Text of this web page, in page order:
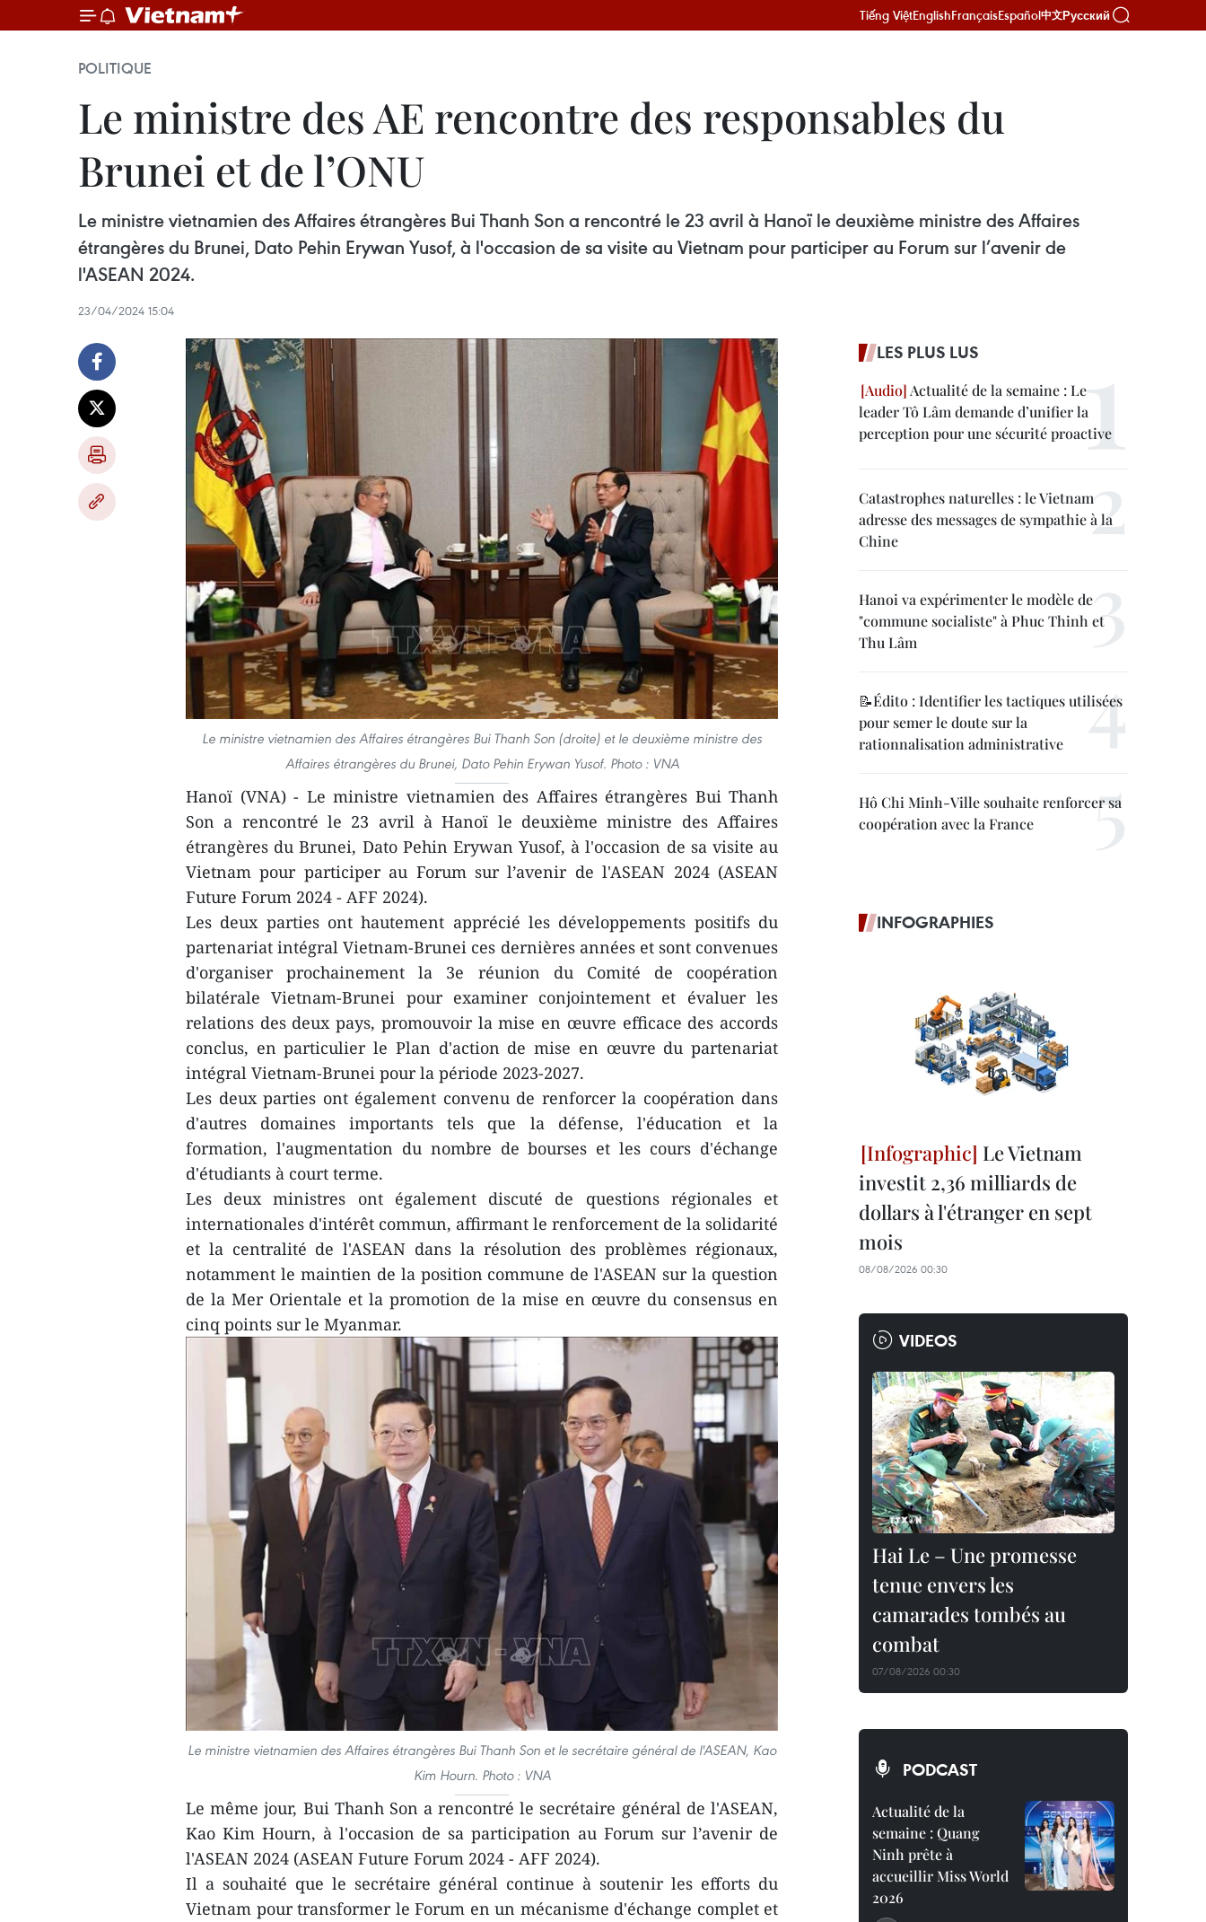
Tiếng ViệtEnglishFrançaisEspañol中文Русский
POLITIQUE
Le ministre des AE rencontre des responsables du
Brunei et de l’ONU
Le ministre vietnamien des Affaires étrangères Bui Thanh Son a rencontré le 23 avril à Hanoï le deuxième ministre des Affaires
étrangères du Brunei, Dato Pehin Erywan Yusof, à l'occasion de sa visite au Vietnam pour participer au Forum sur l’avenir de
l'ASEAN 2024.
23/04/2024 15:04
Le ministre vietnamien des Affaires étrangères Bui Thanh Son (droite) et le deuxième ministre des
Affaires étrangères du Brunei, Dato Pehin Erywan Yusof. Photo : VNA
Hanoï (VNA) - Le ministre vietnamien des Affaires étrangères Bui Thanh
Son a rencontré le 23 avril à Hanoï le deuxième ministre des Affaires
étrangères du Brunei, Dato Pehin Erywan Yusof, à l'occasion de sa visite au
Vietnam pour participer au Forum sur l’avenir de l'ASEAN 2024 (ASEAN
Future Forum 2024 - AFF 2024).
Les deux parties ont hautement apprécié les développements positifs du
partenariat intégral Vietnam-Brunei ces dernières années et sont convenues
d'organiser prochainement la 3e réunion du Comité de coopération
bilatérale Vietnam-Brunei pour examiner conjointement et évaluer les
relations des deux pays, promouvoir la mise en œuvre efficace des accords
conclus, en particulier le Plan d'action de mise en œuvre du partenariat
intégral Vietnam-Brunei pour la période 2023-2027.
Les deux parties ont également convenu de renforcer la coopération dans
d'autres domaines importants tels que la défense, l'éducation et la
formation, l'augmentation du nombre de bourses et les cours d'échange
d'étudiants à court terme.
Les deux ministres ont également discuté de questions régionales et
internationales d'intérêt commun, affirmant le renforcement de la solidarité
et la centralité de l'ASEAN dans la résolution des problèmes régionaux,
notamment le maintien de la position commune de l'ASEAN sur la question
de la Mer Orientale et la promotion de la mise en œuvre du consensus en
cinq points sur le Myanmar.
Le ministre vietnamien des Affaires étrangères Bui Thanh Son et le secrétaire général de l'ASEAN, Kao
Kim Hourn. Photo : VNA
Le même jour, Bui Thanh Son a rencontré le secrétaire général de l'ASEAN,
Kao Kim Hourn, à l'occasion de sa participation au Forum sur l’avenir de
l'ASEAN 2024 (ASEAN Future Forum 2024 - AFF 2024).
Il a souhaité que le secrétaire général continue à soutenir les efforts du
Vietnam pour transformer le Forum en un mécanisme d'échange complet et
LES PLUS LUS
Actualité de la semaine : Le
leader Tô Lâm demande d’unifier la
perception pour une sécurité proactive
Catastrophes naturelles : le Vietnam
adresse des messages de sympathie à la
Chine
Hanoi va expérimenter le modèle de
"commune socialiste" à Phuc Thinh et
Thu Lâm
📝Édito : Identifier les tactiques utilisées
pour semer le doute sur la
rationnalisation administrative
Hô Chi Minh-Ville souhaite renforcer sa
coopération avec la France
INFOGRAPHIES
Le Vietnam
investit 2,36 milliards de
dollars à l'étranger en sept
mois
08/08/2026 00:30
VIDEOS
Hai Le – Une promesse
tenue envers les
camarades tombés au
combat
07/08/2026 00:30
PODCAST
Actualité de la
semaine : Quang
Ninh prête à
accueillir Miss World
2026